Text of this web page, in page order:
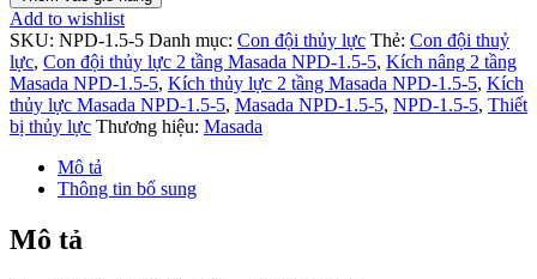
Add to wishlist
SKU: NPD-1.5-5 Danh mục: Con đội thủy lực Thẻ: Con đội thuỷ
lực, Con đội thủy lực 2 tầng Masada NPD-1.5-5, Kích nâng 2 tầng
Masada NPD-1.5-5, Kích thủy lực 2 tầng Masada NPD-1.5-5, Kích
thủy lực Masada NPD-1.5-5, Masada NPD-1.5-5, NPD-1.5-5, Thiết
bị thủy lực Thương hiệu: Masada
Mô tả
Thông tin bổ sung
Mô tả